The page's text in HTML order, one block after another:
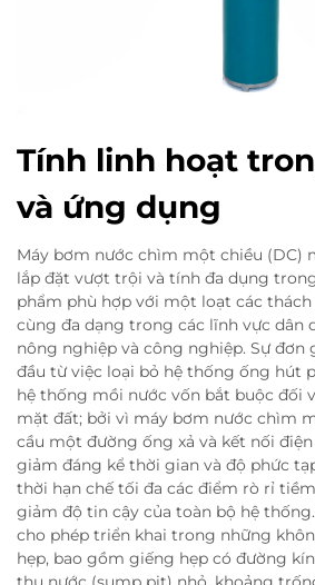
Tính linh hoạt
và ứng dụng
Máy bơm nước chìm một chiều (DC)
lắp đặt vượt trội và tính đa dụng
phẩm phù hợp với một loạt các
cùng đa dạng trong các lĩnh vực dân
nông nghiệp và công nghiệp. Sự đơn
đầu từ việc loại bỏ hệ thống ống hút
hệ thống mồi nước vốn bắt buộc đối
mặt đất; bởi vì máy bơm nước chìm
cầu một đường ống xả và kết nối
giảm đáng kể thời gian và độ phức
thời hạn chế tối đa các điểm rò rỉ
giảm độ tin cậy của toàn bộ hệ
cho phép triển khai trong những
hẹp, bao gồm giếng hẹp có đường